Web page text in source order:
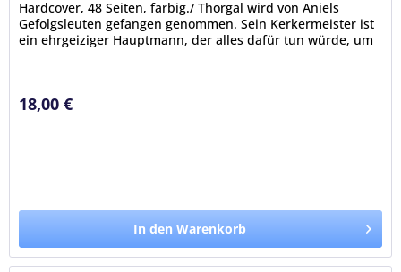
Hardcover, 48 Seiten, farbig./ Thorgal wird von Aniels
Gefolgsleuten gefangen genommen. Sein Kerkermeister ist
ein ehrgeiziger Hauptmann, der alles dafür tun würde, um
18,00 €
In den Warenkorb